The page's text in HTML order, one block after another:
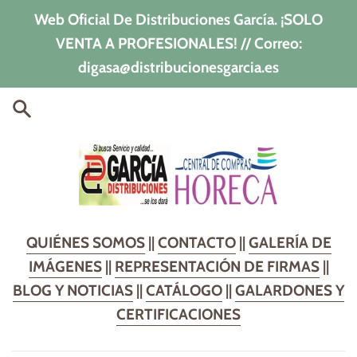
directamente
Web Oficial De Distribuciones García. ¡SOLO
VENTA A PROFESIONALES! // Correo:
digasa@distribucionesgarcia.es
Distribuciones
García
QUIÉNES SOMOS|| CONTACTO|| GALERÍA DE
IMÁGENES|| REPRESENTACIÓN DE FIRMAS||
BLOG Y NOTICIAS || CATÁLOGO || GALARDONES Y
CERTIFICACIONES